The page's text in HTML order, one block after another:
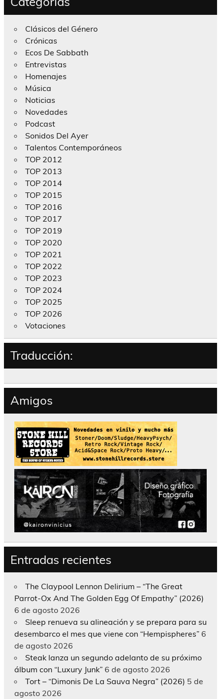
Clásicos del Género
Crónicas
Ecos De Sabbath
Entrevistas
Homenajes
Música
Noticias
Novedades
Podcast
Sonidos Del Ayer
Talentos Contemporáneos
TOP 2012
TOP 2013
TOP 2014
TOP 2015
TOP 2016
TOP 2017
TOP 2019
TOP 2020
TOP 2021
TOP 2022
TOP 2023
TOP 2024
TOP 2025
TOP 2026
Votaciones
Traducción:
Amigos
Entradas recientes
The Claypool Lennon Delirium – “The Great
Parrot-Ox And The Golden Egg Of Empathy” (2026)
6 de agosto 2026
Sleep renueva su alineación y se prepara para su
desembarco el mes que viene con “Hempispheres” 6
de agosto 2026
Steak lanza un segundo adelanto de su próximo
álbum con “Luxury Junk” 6 de agosto 2026
Tort – “Dimonis De La Sauva Negra” (2026) 5 de
agosto 2026